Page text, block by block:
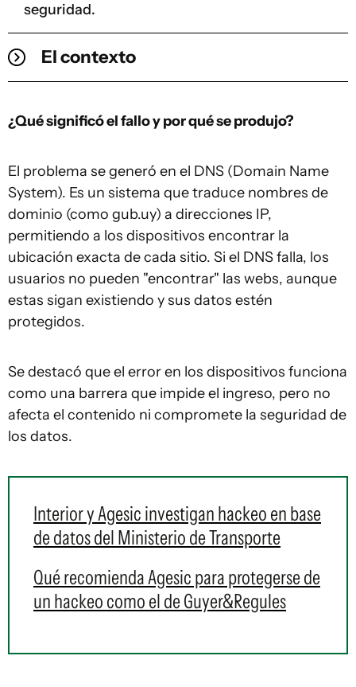
seguridad.
El contexto
¿Qué significó el fallo y por qué se produjo?
El problema se generó en el DNS (Domain Name
System). Es un sistema que traduce nombres de
dominio (como gub.uy) a direcciones IP,
permitiendo a los dispositivos encontrar la
ubicación exacta de cada sitio. Si el DNS falla, los
usuarios no pueden "encontrar" las webs, aunque
estas sigan existiendo y sus datos estén
protegidos.
Se destacó que el error en los dispositivos funciona
como una barrera que impide el ingreso, pero no
afecta el contenido ni compromete la seguridad de
los datos.
Interior y Agesic investigan hackeo en base
de datos del Ministerio de Transporte
Qué recomienda Agesic para protegerse de
un hackeo como el de Guyer&Regules